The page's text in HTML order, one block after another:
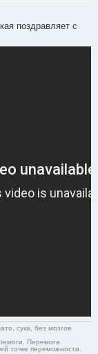
поздравляет с
сука, без мозгов
Перемога
точке переможности.